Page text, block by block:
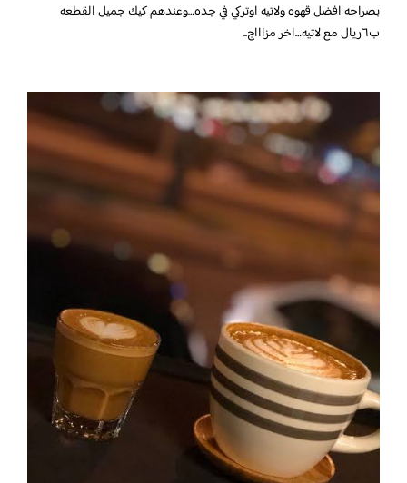
بصراحه افضل قهوه ولاتيه اوتركي في جده…وعندهم كيك جميل القطعه
ب٦ريال مع لاتيه…اخر مزاااج..